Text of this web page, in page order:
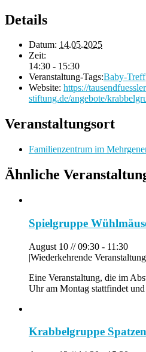
Details
Datum: 14.05.2025
Zeit:
14:30 - 15:30
Veranstaltung-Tags:Baby-Treff
Website: https://
stiftung.de/angebote/
Veranstaltungsort
Familienzentrum im
Ähnliche
Spielgruppe
August 10 // 09:30 - 11:30
|Wiederkehrende Veranstaltung
Eine Veranstaltung, die im
Uhr am Montag stattfindet
Krabbelgruppe Spatzen